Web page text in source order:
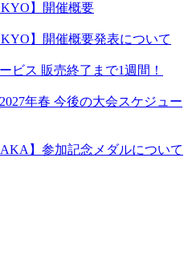
】開催概要
】開催概要発表について
ビス 販売終了まで1週間！
年春 今後の大会スケジュー
】参加記念メダルについて